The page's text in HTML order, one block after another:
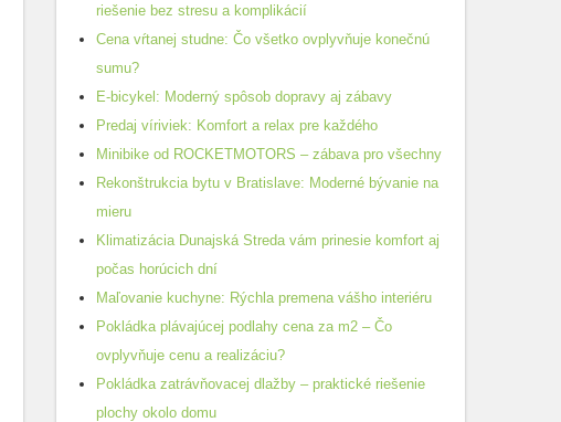
riešenie bez stresu a komplikácií
Cena vŕtanej studne: Čo všetko ovplyvňuje konečnú
sumu?
E-bicykel: Moderný spôsob dopravy aj zábavy
Predaj víriviek: Komfort a relax pre každého
Minibike od ROCKETMOTORS – zábava pro všechny
Rekonštrukcia bytu v Bratislave: Moderné bývanie na
mieru
Klimatizácia Dunajská Streda vám prinesie komfort aj
počas horúcich dní
Maľovanie kuchyne: Rýchla premena vášho interiéru
Pokládka plávajúcej podlahy cena za m2 – Čo
ovplyvňuje cenu a realizáciu?
Pokládka zatrávňovacej dlažby – praktické riešenie
plochy okolo domu